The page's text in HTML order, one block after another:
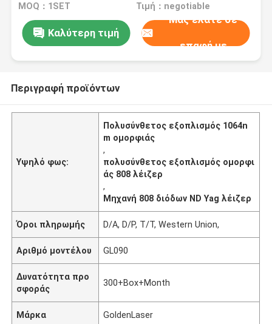
MOQ：1SET Τιμή：negotiable
Καλύτερη τιμή
Μας ελάτε σε
επαφή με
Περιγραφή προϊόντων
Υψηλό φως:
Πολυσύνθετος εξοπλισμός 1064n
m ομορφιάς
,
πολυσύνθετος εξοπλισμός ομορφι
άς 808 λέιζερ
,
Μηχανή 808 διόδων ND Yag λέιζερ
Όροι πληρωμής D/A, D/P, T/T, Western Union,
Αριθμό μοντέλου GL090
Δυνατότητα προ
σφοράς
300+Box+Month
Μάρκα GoldenLaser